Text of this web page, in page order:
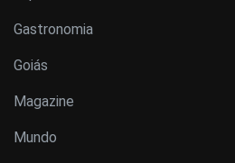
Gastronomia
Goiás
Magazine
Mundo